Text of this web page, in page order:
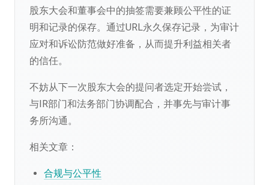
股东大会和董事会中的抽签需要兼顾公平性的证
明和记录的保存。通过URL永久保存记录，为审计
应对和诉讼防范做好准备，从而提升利益相关者
的信任。
不妨从下一次股东大会的提问者选定开始尝试，
与IR部门和法务部门协调配合，并事先与审计事
务所沟通。
相关文章：
合规与公平性